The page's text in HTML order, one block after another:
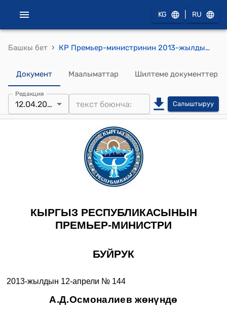
KG RU
Башкы бет › КР Премьер-министринин 2013-жылдын 12-апрелиндеги № 144 "А.Д.Осмоналиев жөнүндө" буйругу
Документ Маалыматтар Шилтеме документтер
Редакция
12.04.2013 Салыштыруу